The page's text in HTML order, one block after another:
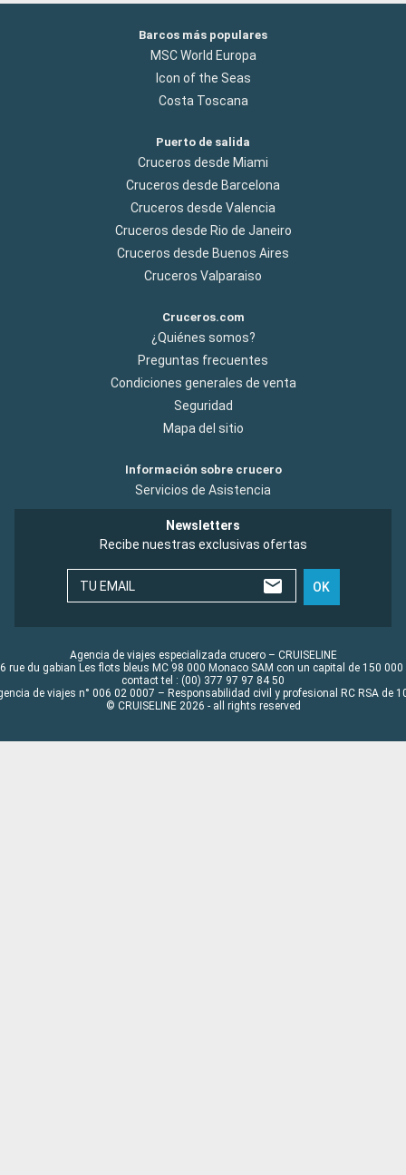
Barcos más populares
MSC World Europa
Icon of the Seas
Costa Toscana
Puerto de salida
Cruceros desde Miami
Cruceros desde Barcelona
Cruceros desde Valencia
Cruceros desde Rio de Janeiro
Cruceros desde Buenos Aires
Cruceros Valparaiso
Cruceros.com
¿Quiénes somos?
Preguntas frecuentes
Condiciones generales de venta
Seguridad
Mapa del sitio
Información sobre crucero
Servicios de Asistencia
Newsletters
Recibe nuestras exclusivas ofertas
TU EMAIL OK
Agencia de viajes especializada crucero – CRUISELINE
rue du gabian Les flots bleus MC 98 000 Monaco SAM con un capital de 150 000
contact tel : (00) 377 97 97 84 50
de viajes n° 006 02 0007 – Responsabilidad civil y profesional RC RSA de
© CRUISELINE 2026 - all rights reserved